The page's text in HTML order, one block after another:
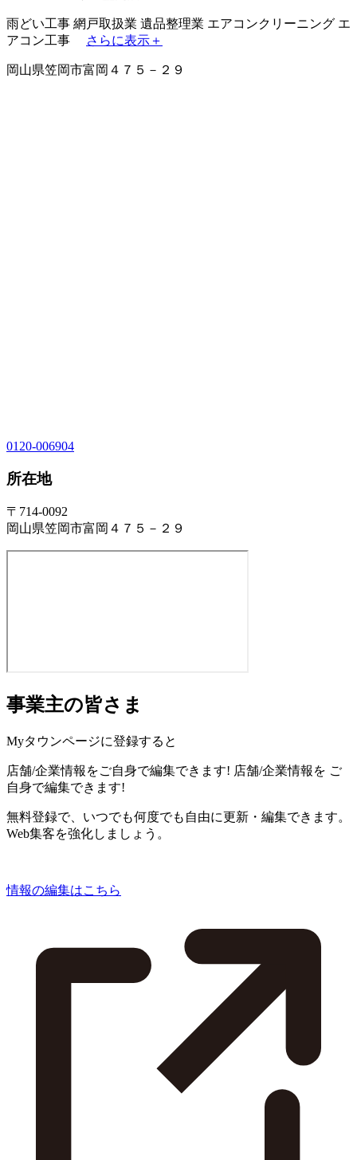
雨どい工事 網戸取扱業 遺品整理業 エアコンクリーニング エ
アコン工事
さらに表示＋
岡山県笠岡市富岡４７５－２９
0120-006904
所在地
〒714-0092
岡山県笠岡市富岡４７５－２９
事業主の皆さま
Myタウンページに登録すると
店舗/企業情報をご自身で編集できます! 店舗/企業情報を ご
自身で編集できます!
無料登録で、いつでも何度でも自由に更新・編集できます。
Web集客を強化しましょう。
情報の編集はこちら